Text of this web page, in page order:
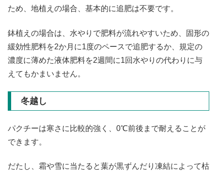
ため、地植えの場合、基本的に追肥は不要です。
鉢植えの場合は、水やりで肥料が流れやすいため、固形の
緩効性肥料を2か月に1度のペースで追肥するか、規定の
濃度に薄めた液体肥料を2週間に1回水やりの代わりに与
えてもかまいません。
冬越し
パクチーは寒さに比較的強く、0℃前後まで耐えることが
できます。
だたし、霜や雪に当たると葉が黒ずんだり凍結によって枯